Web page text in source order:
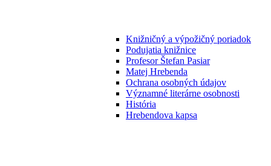
Knižničný a výpožičný poriadok
Podujatia knižnice
Profesor Štefan Pasiar
Matej Hrebenda
Ochrana osobných údajov
Významné literárne osobnosti
História
Hrebendova kapsa